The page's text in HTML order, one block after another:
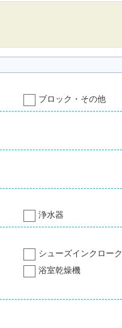
ブロック・その他
浄水器
シューズインクローク
浴室乾燥機